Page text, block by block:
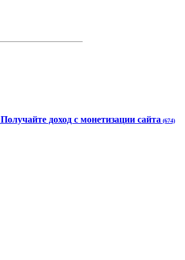
Получайте доход с монетизации сайта (674)